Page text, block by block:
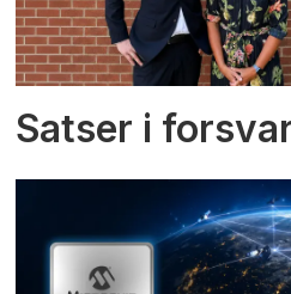
Satser i